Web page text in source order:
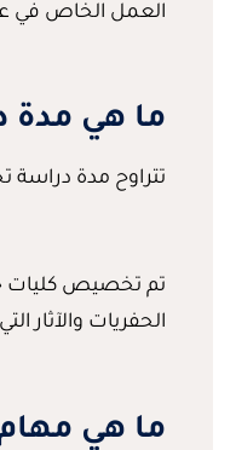
العمل الخاص في
ما هي مدة
تتراوح مدة دراسة تخصص طب الأسنان في
تم تخصيص كليات
الحفريات
ما هي